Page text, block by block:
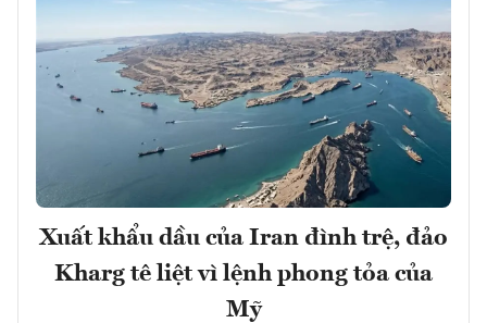
Xuất khẩu dầu của Iran đình trệ, đảo
Kharg tê liệt vì lệnh phong tỏa của
Mỹ